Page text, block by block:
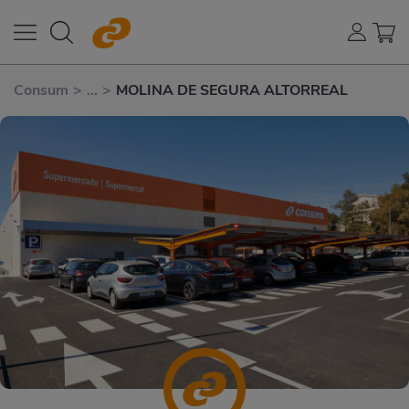
Consum > ... > MOLINA DE SEGURA ALTORREAL